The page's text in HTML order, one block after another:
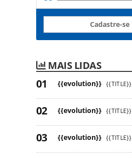
Cadastre-se
MAIS LIDAS
{{evolution}} {{TITLE}}
{{evolution}} {{TITLE}}
{{evolution}} {{TITLE}}